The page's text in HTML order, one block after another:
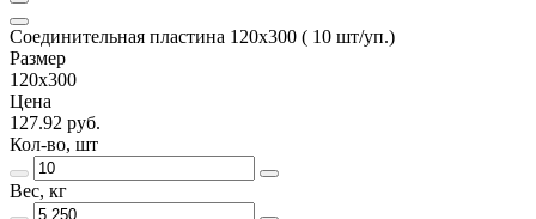
Соединительная пластина 120х300 ( 10 шт/уп.)
Размер
120х300
Цена
127.92 руб.
Кол-во, шт
Вес, кг